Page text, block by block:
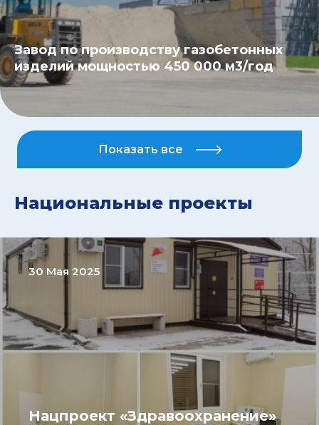
Завод по производству газобетонных
изделий мощностью 450 000 м3/год
Показать все
Национальные проекты
30 Мая 2025
Нацпроект «Здравоохранение»